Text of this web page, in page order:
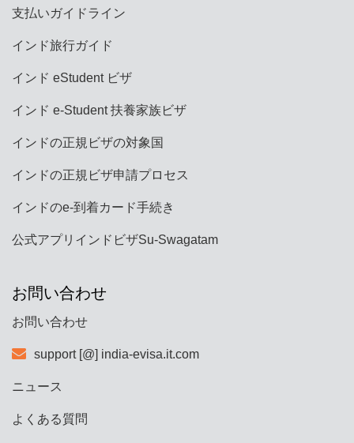
支払いガイドライン
インド旅行ガイド
インド eStudent ビザ
インド e-Student 扶養家族ビザ
インドの正規ビザの対象国
インドの正規ビザ申請プロセス
インドのe-到着カード手続き
公式アプリインドビザSu-Swagatam
お問い合わせ
お問い合わせ
support [@] india-evisa.it.com
ニュース
よくある質問